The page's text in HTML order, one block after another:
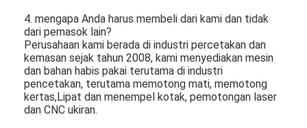
4. mengapa Anda harus membeli dari kami dan tidak
dari pemasok lain?
Perusahaan kami berada di industri percetakan dan
kemasan sejak tahun 2008, kami menyediakan mesin
dan bahan habis pakai terutama di industri
pencetakan, terutama memotong mati, memotong
kertas,Lipat dan menempel kotak, pemotongan laser
dan CNC ukiran.